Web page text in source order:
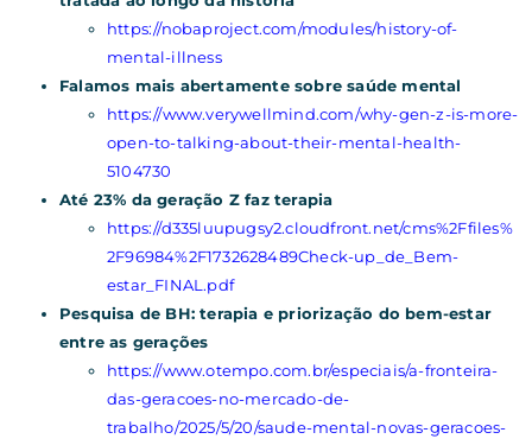
https://nobaproject.com/modules/history-of-
mental-illness
Falamos mais abertamente sobre saúde mental
https://www.verywellmind.com/why-gen-z-is-more-
open-to-talking-about-their-mental-health-
5104730
Até 23% da geração Z faz terapia
https://d335luupugsy2.cloudfront.net/cms%2Ffiles%
2F96984%2F1732628489Check-up_de_Bem-
estar_FINAL.pdf
Pesquisa de BH: terapia e priorização do bem-estar
entre as gerações
https://www.otempo.com.br/especiais/a-fronteira-
das-geracoes-no-mercado-de-
trabalho/2025/5/20/saude-mental-novas-geracoes-